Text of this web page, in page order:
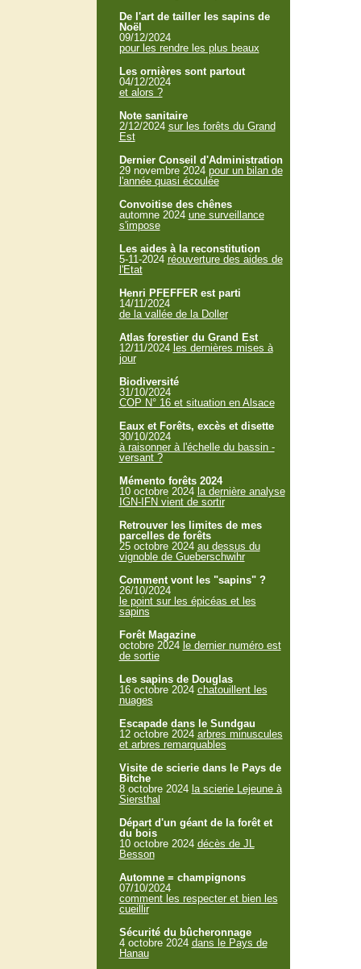
De l'art de tailler les sapins de
Noël
09/12/2024
pour les rendre les plus beaux
Les ornières sont partout
04/12/2024
et alors ?
Note sanitaire
2/12/2024 sur les forêts du Grand
Est
Dernier Conseil d'Administration
29 novembre 2024 pour un bilan de
l'année quasi écoulée
Convoitise des chênes
automne 2024 une surveillance
s'impose
Les aides à la reconstitution
5-11-2024 réouverture des aides de
l'Etat
Henri PFEFFER est parti
14/11/2024
de la vallée de la Doller
Atlas forestier du Grand Est
12/11/2024 les dernières mises à
jour
Biodiversité
31/10/2024
COP N° 16 et situation en Alsace
Eaux et Forêts, excès et disette
30/10/2024
à raisonner à l'échelle du bassin -
versant ?
Mémento forêts 2024
10 octobre 2024 la dernière analyse
IGN-IFN vient de sortir
Retrouver les limites de mes
parcelles de forêts
25 octobre 2024 au dessus du
vignoble de Gueberschwihr
Comment vont les "sapins" ?
26/10/2024
le point sur les épicéas et les
sapins
Forêt Magazine
octobre 2024 le dernier numéro est
de sortie
Les sapins de Douglas
16 octobre 2024 chatouillent les
nuages
Escapade dans le Sundgau
12 octobre 2024 arbres minuscules
et arbres remarquables
Visite de scierie dans le Pays de
Bitche
8 octobre 2024 la scierie Lejeune à
Siersthal
Départ d'un géant de la forêt et
du bois
10 octobre 2024 décès de JL
Besson
Automne = champignons
07/10/2024
comment les respecter et bien les
cueillir
Sécurité du bûcheronnage
4 octobre 2024 dans le Pays de
Hanau